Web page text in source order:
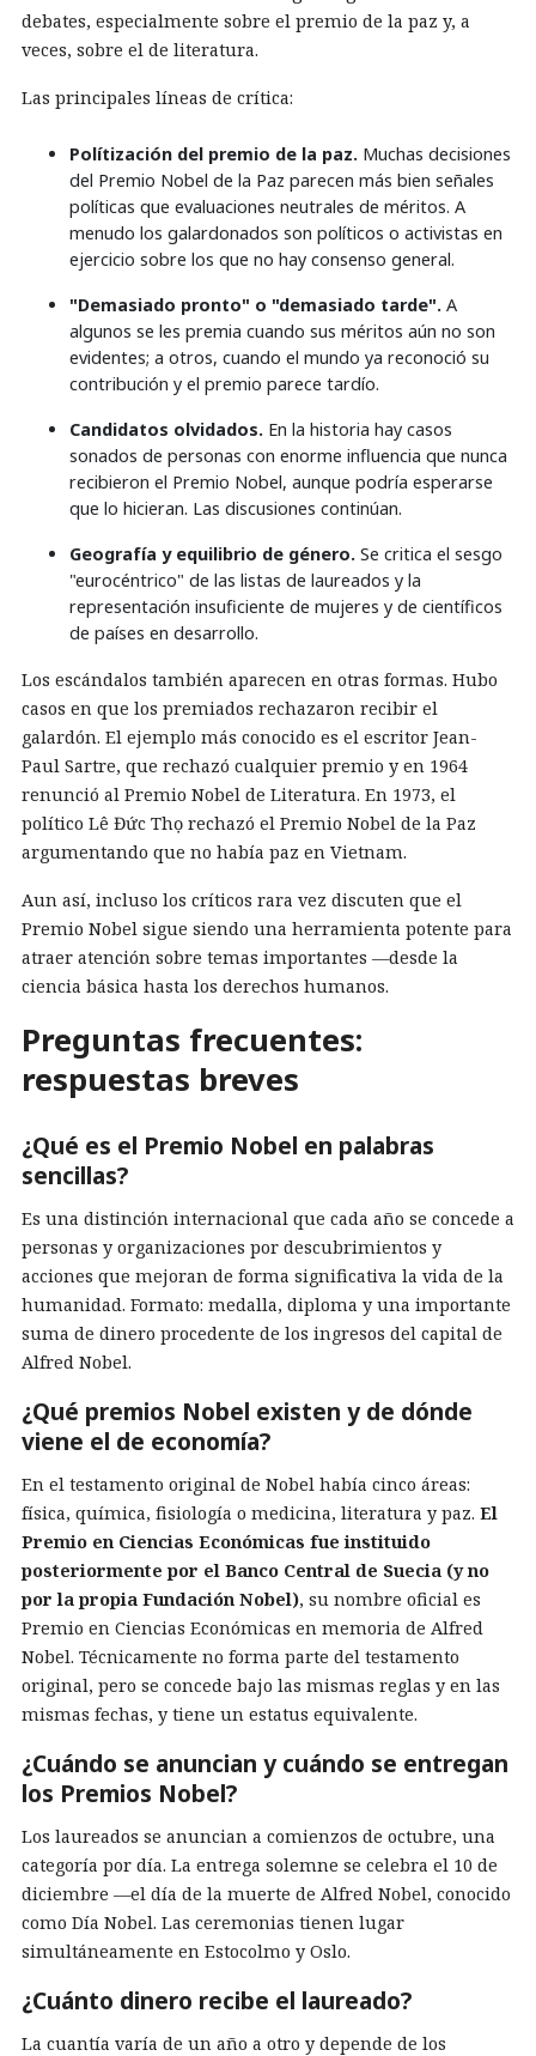
debates, especialmente sobre el premio de la paz y, a
veces, sobre el de literatura.
Las principales líneas de crítica:
Polítización del premio de la paz. Muchas decisiones
del Premio Nobel de la Paz parecen más bien señales
políticas que evaluaciones neutrales de méritos. A
menudo los galardonados son políticos o activistas en
ejercicio sobre los que no hay consenso general.
"Demasiado pronto" o "demasiado tarde". A
algunos se les premia cuando sus méritos aún no son
evidentes; a otros, cuando el mundo ya reconoció su
contribución y el premio parece tardío.
Candidatos olvidados. En la historia hay casos
sonados de personas con enorme influencia que nunca
recibieron el Premio Nobel, aunque podría esperarse
que lo hicieran. Las discusiones continúan.
Geografía y equilibrio de género. Se critica el sesgo
"eurocéntrico" de las listas de laureados y la
representación insuficiente de mujeres y de científicos
de países en desarrollo.
Los escándalos también aparecen en otras formas. Hubo
casos en que los premiados rechazaron recibir el
galardón. El ejemplo más conocido es el escritor Jean-
Paul Sartre, que rechazó cualquier premio y en 1964
renunció al Premio Nobel de Literatura. En 1973, el
político Lê Đức Thọ rechazó el Premio Nobel de la Paz
argumentando que no había paz en Vietnam.
Aun así, incluso los críticos rara vez discuten que el
Premio Nobel sigue siendo una herramienta potente para
atraer atención sobre temas importantes —desde la
ciencia básica hasta los derechos humanos.
Preguntas frecuentes:
respuestas breves
¿Qué es el Premio Nobel en palabras
sencillas?
Es una distinción internacional que cada año se concede a
personas y organizaciones por descubrimientos y
acciones que mejoran de forma significativa la vida de la
humanidad. Formato: medalla, diploma y una importante
suma de dinero procedente de los ingresos del capital de
Alfred Nobel.
¿Qué premios Nobel existen y de dónde
viene el de economía?
En el testamento original de Nobel había cinco áreas:
física, química, fisiología o medicina, literatura y paz. El
Premio en Ciencias Económicas fue instituido
posteriormente por el Banco Central de Suecia (y no
por la propia Fundación Nobel), su nombre oficial es
Premio en Ciencias Económicas en memoria de Alfred
Nobel. Técnicamente no forma parte del testamento
original, pero se concede bajo las mismas reglas y en las
mismas fechas, y tiene un estatus equivalente.
¿Cuándo se anuncian y cuándo se entregan
los Premios Nobel?
Los laureados se anuncian a comienzos de octubre, una
categoría por día. La entrega solemne se celebra el 10 de
diciembre —el día de la muerte de Alfred Nobel, conocido
como Día Nobel. Las ceremonias tienen lugar
simultáneamente en Estocolmo y Oslo.
¿Cuánto dinero recibe el laureado?
La cuantía varía de un año a otro y depende de los